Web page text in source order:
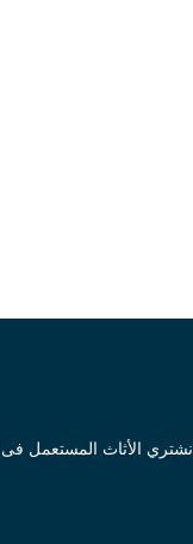
نشتري الأثاث المستعمل فى